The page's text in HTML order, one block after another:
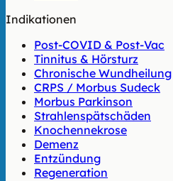
Indikationen
Post-COVID & Post-Vac
Tinnitus & Hörsturz
Chronische Wundheilung
CRPS / Morbus Sudeck
Morbus Parkinson
Strahlenspätschäden
Knochennekrose
Demenz
Entzündung
Regeneration